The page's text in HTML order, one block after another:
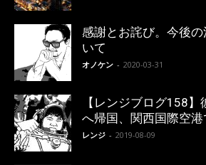
感謝とお詫び。今後
いて
オノケン - 2020-03-31
【レンジブログ158
へ帰国、関西国際空港
レンジ - 2019-08-09